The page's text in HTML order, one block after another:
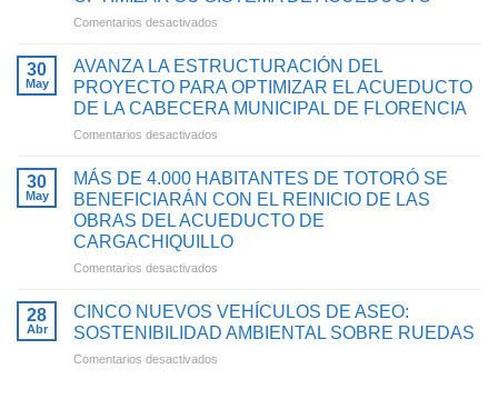
GESTIÓN
INVERSIONES
QUE
EL
AGUA
POTABLE
Y
SANEAMIENTO
BÁSICO
CAUCA
Comentarios desactivados
DE
4.900
HABITANTES
DE
BENEFICIARÁN
CON
PARA
OPTIMIZAR
DE
ACUEDUCTO
30
May
AVANZA LA ESTRUCTURACIÓN DEL
PROYECTO PARA OPTIMIZAR EL ACUEDUCTO
DE LA CABECERA MUNICIPAL DE FLORENCIA
Comentarios desactivados
LA
ESTRUCTURACIÓN
DEL
PROYECTO
PARA
ACUEDUCTO
LA
30
May
MÁS DE 4.000 HABITANTES DE TOTORÓ SE
BENEFICIARÁN CON EL REINICIO DE LAS
OBRAS DEL ACUEDUCTO DE
CARGACHIQUILLO
Comentarios desactivados
DE
4.000
HABITANTES
28
Abr
CINCO NUEVOS VEHÍCULOS DE ASEO:
SOSTENIBILIDAD AMBIENTAL SOBRE RUEDAS
Comentarios desactivados